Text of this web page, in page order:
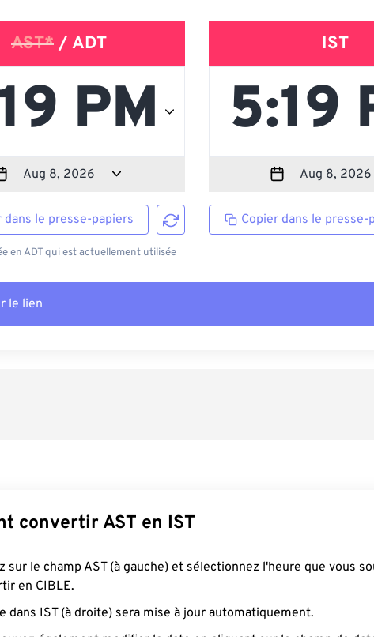
AST*/ ADT
dans le presse-papiers
en ADT qui est actuellement utilisée
IST
Copier dans le presse-
le lien
convertir AST en IST
sur le champ AST (à gauche) et sélectionnez l'heure que vous
en CIBLE.
dans IST (à droite) sera mise à jour automatiquement.